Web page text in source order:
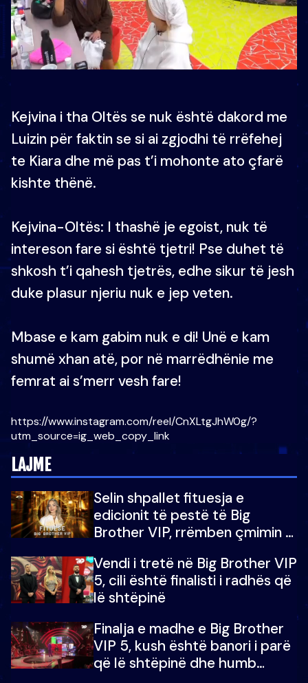
Kejvina i tha Oltës se nuk është dakord me
Luizin për faktin se si ai zgjodhi të rrëfehej
te Kiara dhe më pas t’i mohonte ato çfarë
kishte thënë.
Kejvina-Oltës: I thashë je egoist, nuk të
intereson fare si është tjetri! Pse duhet të
shkosh t’i qahesh tjetrës, edhe sikur të jesh
duke plasur njeriu nuk e jep veten.
Mbase e kam gabim nuk e di! Unë e kam
shumë xhan atë, por në marrëdhënie me
femrat ai s’merr vesh fare!
https://www.instagram.com/reel/CnXLtgJhW0g/?
utm_source=ig_web_copy_link
LAJME
Selin shpallet fituesja e
edicionit të pestë të Big
Brother VIP, rrëmben çmimin e
Vendi i tretë në Big Brother VIP
5, cili është finalisti i radhës që
lë shtëpinë
Finalja e madhe e Big Brother
VIP 5, kush është banori i parë
që lë shtëpinë dhe humb